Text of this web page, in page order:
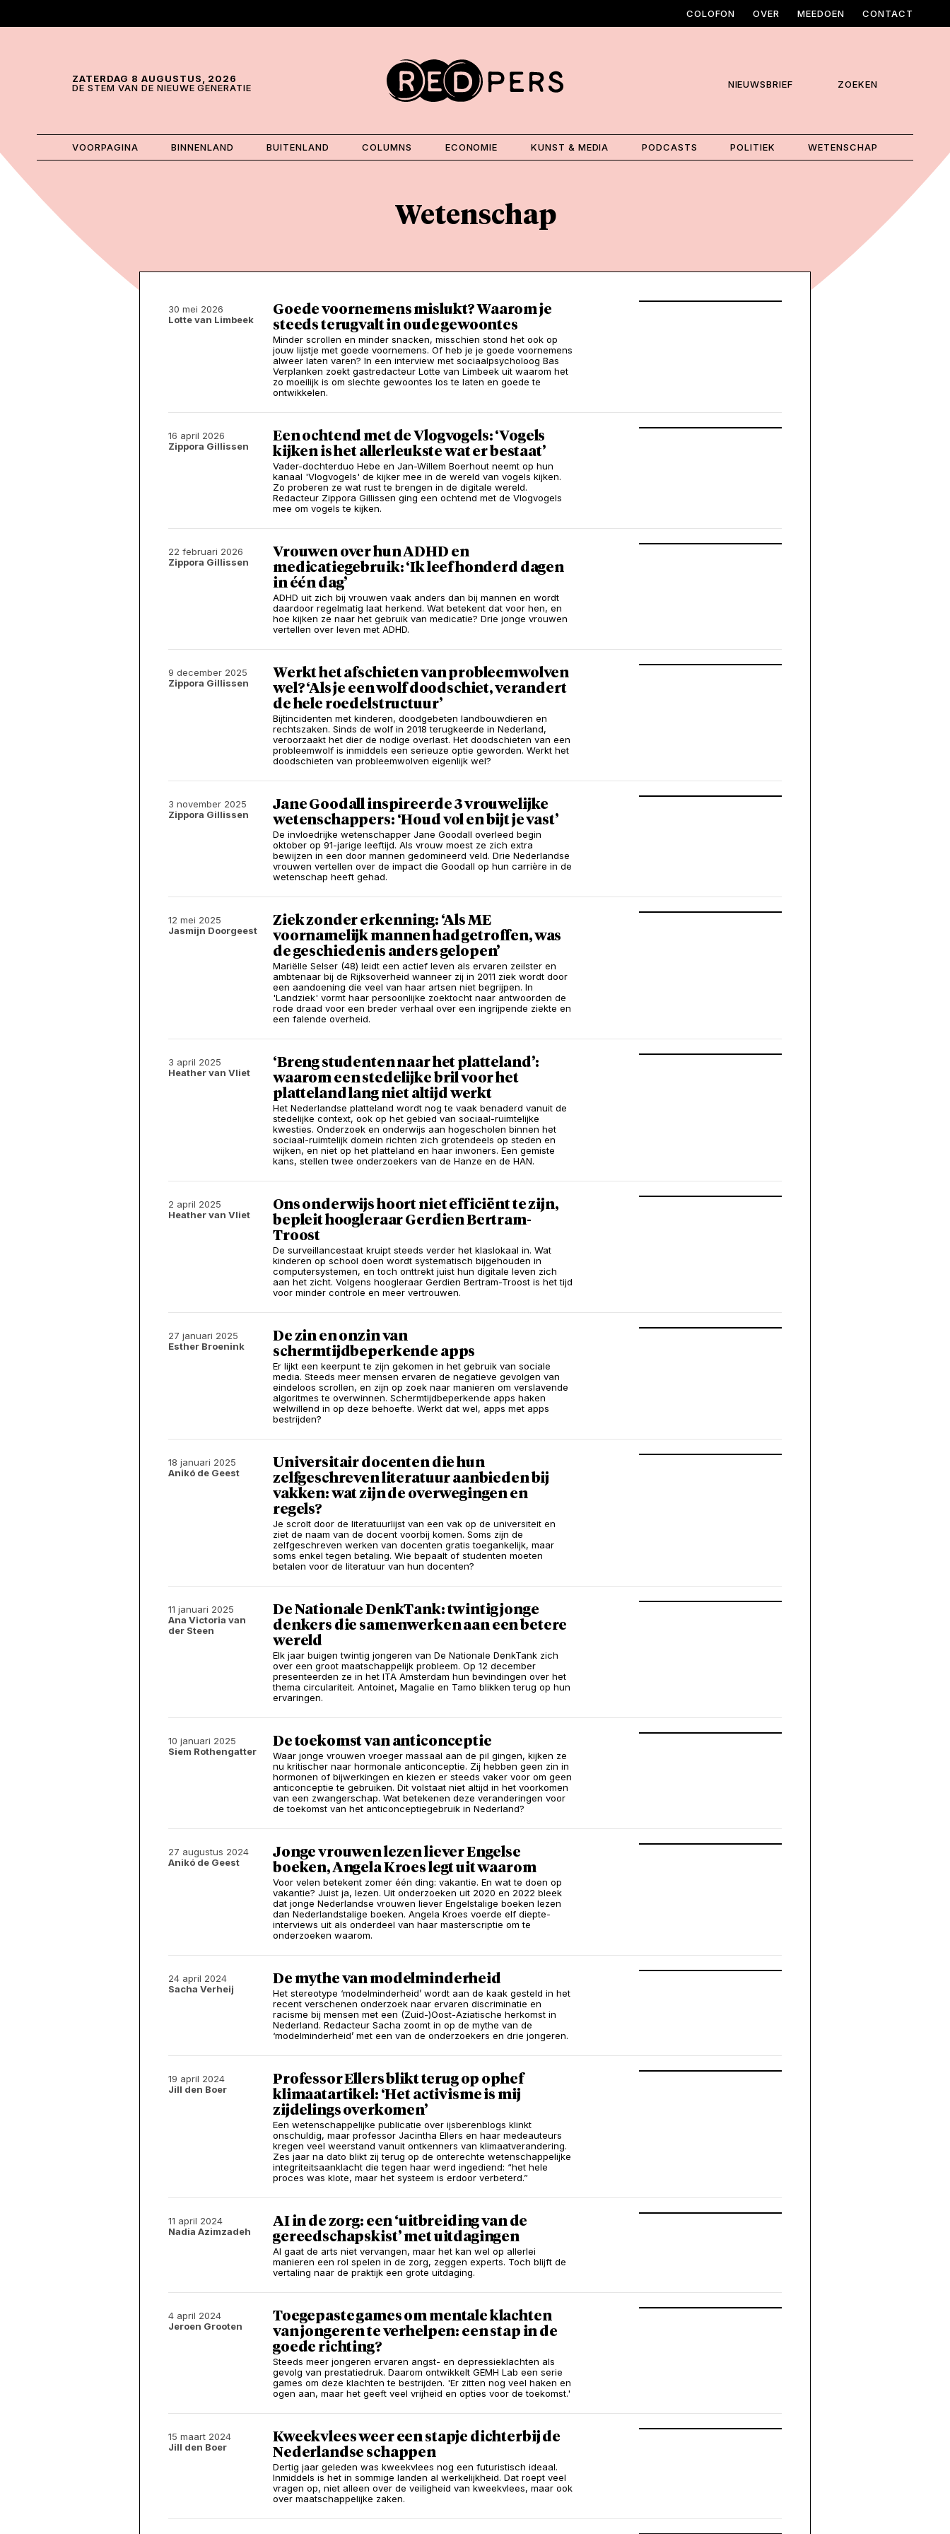
COLOFON OVER MEEDOEN CONTACT
ZATERDAG 8 AUGUSTUS, 2026
DE STEM VAN DE NIEUWE GENERATIE
NIEUWSBRIEF ZOEKEN
VOORPAGINA BINNENLAND BUITENLAND COLUMNS ECONOMIE KUNST & MEDIA PODCASTS POLITIEK WETENSCHAP
Wetenschap
30 mei 2026
Lotte van Limbeek
Goede voornemens mislukt? Waarom je
steeds terugvalt in oude gewoontes
Minder scrollen en minder snacken, misschien stond het ook op
jouw lijstje met goede voornemens. Of heb je je goede voornemens
alweer laten varen? In een interview met sociaalpsycholoog Bas
Verplanken zoekt gastredacteur Lotte van Limbeek uit waarom het
zo moeilijk is om slechte gewoontes los te laten en goede te
ontwikkelen.
16 april 2026
Zippora Gillissen
Een ochtend met de Vlogvogels: ‘Vogels
kijken is het allerleukste wat er bestaat’
Vader-dochterduo Hebe en Jan-Willem Boerhout neemt op hun
kanaal 'Vlogvogels' de kijker mee in de wereld van vogels kijken.
Zo proberen ze wat rust te brengen in de digitale wereld.
Redacteur Zippora Gillissen ging een ochtend met de Vlogvogels
mee om vogels te kijken.
22 februari 2026
Zippora Gillissen
Vrouwen over hun ADHD en
medicatiegebruik: ‘Ik leef honderd dagen
in één dag’
ADHD uit zich bij vrouwen vaak anders dan bij mannen en wordt
daardoor regelmatig laat herkend. Wat betekent dat voor hen, en
hoe kijken ze naar het gebruik van medicatie? Drie jonge vrouwen
vertellen over leven met ADHD.
9 december 2025
Zippora Gillissen
Werkt het afschieten van probleemwolven
wel? ‘Als je een wolf doodschiet, verandert
de hele roedelstructuur’
Bijtincidenten met kinderen, doodgebeten landbouwdieren en
rechtszaken. Sinds de wolf in 2018 terugkeerde in Nederland,
veroorzaakt het dier de nodige overlast. Het doodschieten van een
probleemwolf is inmiddels een serieuze optie geworden. Werkt het
doodschieten van probleemwolven eigenlijk wel?
3 november 2025
Zippora Gillissen
Jane Goodall inspireerde 3 vrouwelijke
wetenschappers: ‘Houd vol en bijt je vast’
De invloedrijke wetenschapper Jane Goodall overleed begin
oktober op 91-jarige leeftijd. Als vrouw moest ze zich extra
bewijzen in een door mannen gedomineerd veld. Drie Nederlandse
vrouwen vertellen over de impact die Goodall op hun carrière in de
wetenschap heeft gehad.
12 mei 2025
Jasmijn Doorgeest
Ziek zonder erkenning: ‘Als ME
voornamelijk mannen had getroffen, was
de geschiedenis anders gelopen’
Mariëlle Selser (48) leidt een actief leven als ervaren zeilster en
ambtenaar bij de Rijksoverheid wanneer zij in 2011 ziek wordt door
een aandoening die veel van haar artsen niet begrijpen. In
'Landziek' vormt haar persoonlijke zoektocht naar antwoorden de
rode draad voor een breder verhaal over een ingrijpende ziekte en
een falende overheid.
3 april 2025
Heather van Vliet
‘Breng studenten naar het platteland’:
waarom een stedelijke bril voor het
platteland lang niet altijd werkt
Het Nederlandse platteland wordt nog te vaak benaderd vanuit de
stedelijke context, ook op het gebied van sociaal-ruimtelijke
kwesties. Onderzoek en onderwijs aan hogescholen binnen het
sociaal-ruimtelijk domein richten zich grotendeels op steden en
wijken, en niet op het platteland en haar inwoners. Een gemiste
kans, stellen twee onderzoekers van de Hanze en de HAN.
2 april 2025
Heather van Vliet
Ons onderwijs hoort niet efficiënt te zijn,
bepleit hoogleraar Gerdien Bertram-
Troost
De surveillancestaat kruipt steeds verder het klaslokaal in. Wat
kinderen op school doen wordt systematisch bijgehouden in
computersystemen, en toch onttrekt juist hun digitale leven zich
aan het zicht. Volgens hoogleraar Gerdien Bertram-Troost is het tijd
voor minder controle en meer vertrouwen.
27 januari 2025
Esther Broenink
De zin en onzin van
schermtijdbeperkende apps
Er lijkt een keerpunt te zijn gekomen in het gebruik van sociale
media. Steeds meer mensen ervaren de negatieve gevolgen van
eindeloos scrollen, en zijn op zoek naar manieren om verslavende
algoritmes te overwinnen. Schermtijdbeperkende apps haken
welwillend in op deze behoefte. Werkt dat wel, apps met apps
bestrijden?
18 januari 2025
Anikó de Geest
Universitair docenten die hun
zelfgeschreven literatuur aanbieden bij
vakken: wat zijn de overwegingen en
regels?
Je scrolt door de literatuurlijst van een vak op de universiteit en
ziet de naam van de docent voorbij komen. Soms zijn de
zelfgeschreven werken van docenten gratis toegankelijk, maar
soms enkel tegen betaling. Wie bepaalt of studenten moeten
betalen voor de literatuur van hun docenten?
11 januari 2025
Ana Victoria van
der Steen
De Nationale DenkTank: twintig jonge
denkers die samenwerken aan een betere
wereld
Elk jaar buigen twintig jongeren van De Nationale DenkTank zich
over een groot maatschappelijk probleem. Op 12 december
presenteerden ze in het ITA Amsterdam hun bevindingen over het
thema circulariteit. Antoinet, Magalie en Tamo blikken terug op hun
ervaringen.
10 januari 2025
Siem Rothengatter
De toekomst van anticonceptie
Waar jonge vrouwen vroeger massaal aan de pil gingen, kijken ze
nu kritischer naar hormonale anticonceptie. Zij hebben geen zin in
hormonen of bijwerkingen en kiezen er steeds vaker voor om geen
anticonceptie te gebruiken. Dit volstaat niet altijd in het voorkomen
van een zwangerschap. Wat betekenen deze veranderingen voor
de toekomst van het anticonceptiegebruik in Nederland?
27 augustus 2024
Anikó de Geest
Jonge vrouwen lezen liever Engelse
boeken, Angela Kroes legt uit waarom
Voor velen betekent zomer één ding: vakantie. En wat te doen op
vakantie? Juist ja, lezen. Uit onderzoeken uit 2020 en 2022 bleek
dat jonge Nederlandse vrouwen liever Engelstalige boeken lezen
dan Nederlandstalige boeken. Angela Kroes voerde elf diepte-
interviews uit als onderdeel van haar masterscriptie om te
onderzoeken waarom.
24 april 2024
Sacha Verheij
De mythe van modelminderheid
Het stereotype ‘modelminderheid’ wordt aan de kaak gesteld in het
recent verschenen onderzoek naar ervaren discriminatie en
racisme bij mensen met een (Zuid-)Oost-Aziatische herkomst in
Nederland. Redacteur Sacha zoomt in op de mythe van de
‘modelminderheid’ met een van de onderzoekers en drie jongeren.
19 april 2024
Jill den Boer
Professor Ellers blikt terug op ophef
klimaatartikel: ‘Het activisme is mij
zijdelings overkomen’
Een wetenschappelijke publicatie over ijsberenblogs klinkt
onschuldig, maar professor Jacintha Ellers en haar medeauteurs
kregen veel weerstand vanuit ontkenners van klimaatverandering.
Zes jaar na dato blikt zij terug op de onterechte wetenschappelijke
integriteitsaanklacht die tegen haar werd ingediend: “het hele
proces was klote, maar het systeem is erdoor verbeterd.”
11 april 2024
Nadia Azimzadeh
AI in de zorg: een ‘uitbreiding van de
gereedschapskist’ met uitdagingen
AI gaat de arts niet vervangen, maar het kan wel op allerlei
manieren een rol spelen in de zorg, zeggen experts. Toch blijft de
vertaling naar de praktijk een grote uitdaging.
4 april 2024
Jeroen Grooten
Toegepaste games om mentale klachten
van jongeren te verhelpen: een stap in de
goede richting?
Steeds meer jongeren ervaren angst- en depressieklachten als
gevolg van prestatiedruk. Daarom ontwikkelt GEMH Lab een serie
games om deze klachten te bestrijden. 'Er zitten nog veel haken en
ogen aan, maar het geeft veel vrijheid en opties voor de toekomst.'
15 maart 2024
Jill den Boer
Kweekvlees weer een stapje dichterbij de
Nederlandse schappen
Dertig jaar geleden was kweekvlees nog een futuristisch ideaal.
Inmiddels is het in sommige landen al werkelijkheid. Dat roept veel
vragen op, niet alleen over de veiligheid van kweekvlees, maar ook
over maatschappelijke zaken.